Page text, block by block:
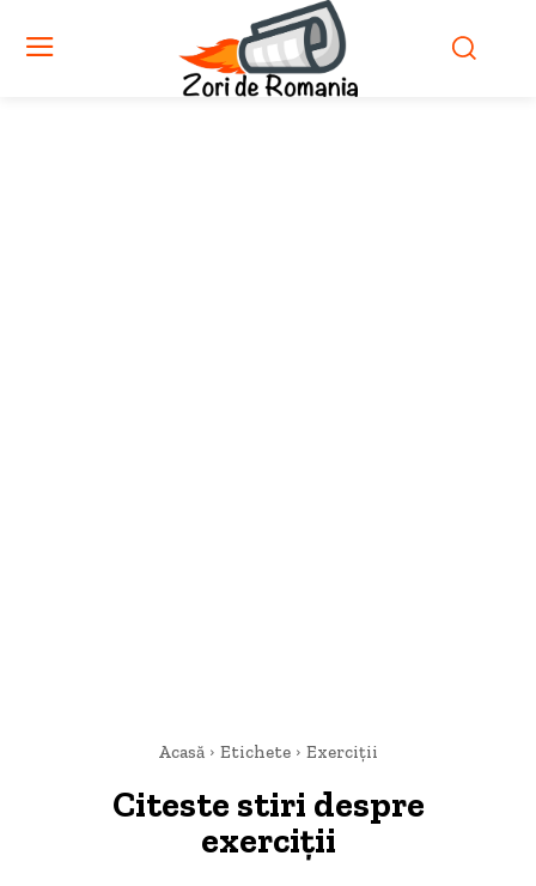
Acasă Etichete Exerciții
Citeste stiri despre
exerciții